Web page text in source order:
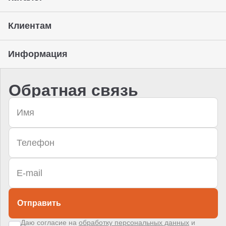
Клиентам
Информация
Обратная связь
Отправить
Даю согласие на обработку персональных данных и